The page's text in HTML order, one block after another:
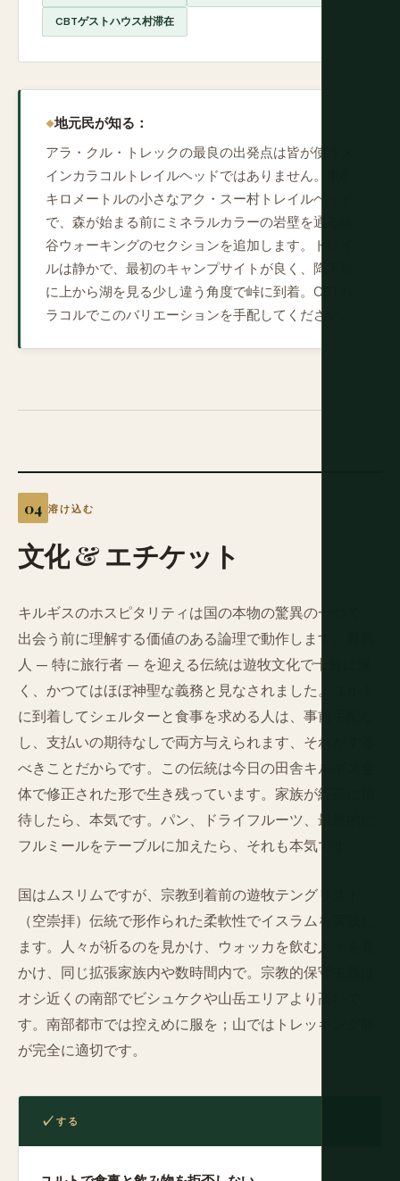
CBTゲストハウス村滞在
地元民が知る：
アラ・クル・トレックの最良の出発点は皆が使うメ
インカラコルトレイルヘッドではありません。東8
キロメートルの小さなアク・スー村トレイルヘッド
で、森が始まる前にミネラルカラーの岩壁を通る峡
谷ウォーキングのセクションを追加します。トレイ
ルは静かで、最初のキャンプサイトが良く、降下前
に上から湖を見る少し違う角度で峠に到着。CBTカ
ラコルでこのバリエーションを手配してください。
溶け込む
文化&エチケット
キルギスのホスピタリティは国の本物の驚異の一つで、
出会う前に理解する価値のある論理で動作します。異邦
人 — 特に旅行者 — を迎える伝統は遊牧文化で十分に深
く、かつてはほぼ神聖な義務と見なされました。ユルト
に到着してシェルターと食事を求める人は、事前手配な
し、支払いの期待なしで両方与えられます、それがする
べきことだからです。この伝統は今日の田舎キルギス全
体で修正された形で生き残っています。家族が紅茶に招
待したら、本気です。パン、ドライフルーツ、最終的に
フルミールをテーブルに加えたら、それも本気です。
国はムスリムですが、宗教到着前の遊牧テングリスト
（空崇拝）伝統で形作られた柔軟性でイスラムを実践し
ます。人々が祈るのを見かけ、ウォッカを飲む人々を見
かけ、同じ拡張家族内や数時間内で。宗教的保守主義は
オシ近くの南部でビシュケクや山岳エリアより高いで
す。南部都市では控えめに服を；山ではトレッキング服
が完全に適切です。
する